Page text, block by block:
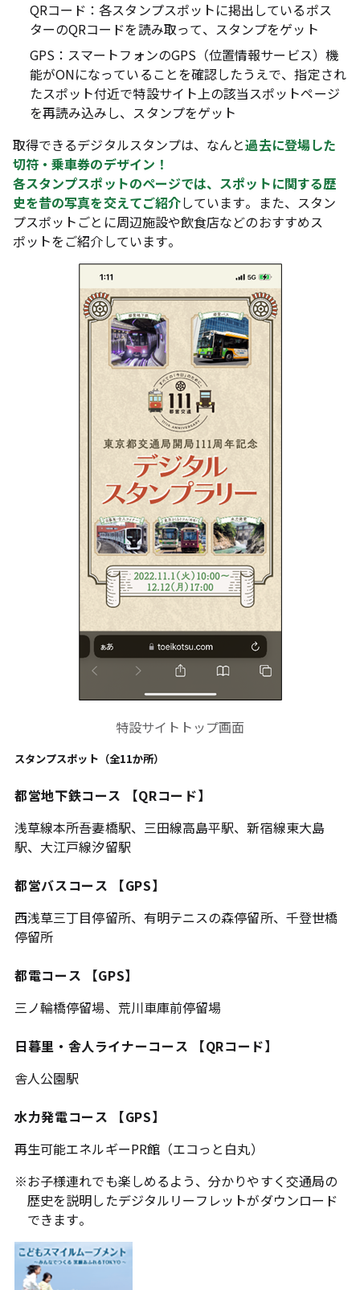
QRコード：各スタンプスポットに掲出しているポス
ターのQRコードを読み取って、スタンプをゲット
GPS：スマートフォンのGPS（位置情報サービス）機
能がONになっていることを確認したうえで、指定され
たスポット付近で特設サイト上の該当スポットページ
を再読み込みし、スタンプをゲット
取得できるデジタルスタンプは、なんと過去に登場した
切符・乗車券のデザイン！
各スタンプスポットのページでは、スポットに関する歴
史を昔の写真を交えてご紹介しています。また、スタン
プスポットごとに周辺施設や飲食店などのおすすめス
ポットをご紹介しています。
特設サイトトップ画面
スタンプスポット（全11か所）
都営地下鉄コース 【QRコード】
浅草線本所吾妻橋駅、三田線高島平駅、新宿線東大島
駅、大江戸線汐留駅
都営バスコース 【GPS】
西浅草三丁目停留所、有明テニスの森停留所、千登世橋
停留所
都電コース 【GPS】
三ノ輪橋停留場、荒川車庫前停留場
日暮里・舎人ライナーコース 【QRコード】
舎人公園駅
水力発電コース 【GPS】
再生可能エネルギーPR館（エコっと白丸）
※お子様連れでも楽しめるよう、分かりやすく交通局の
歴史を説明したデジタルリーフレットがダウンロード
できます。